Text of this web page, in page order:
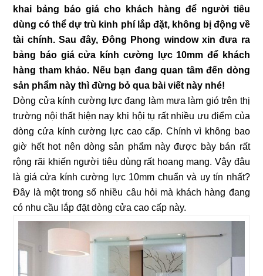
khai bảng báo giá cho khách hàng để người tiêu
dùng có thể dự trù kinh phí lắp đặt, không bị động về
tài chính. Sau đây, Đông Phong window xin đưa ra
bảng báo giá cửa kính cường lực 10mm để khách
hàng tham khảo. Nếu bạn đang quan tâm đến dòng
sản phẩm này thì đừng bỏ qua bài viết này nhé!
Dòng cửa kính cường lực đang làm mưa làm gió trên thị
trường nội thất hiện nay khi hội tụ rất nhiều ưu điểm của
dòng cửa kính cường lực cao cấp. Chính vì không bao
giờ hết hot nên dòng sản phẩm này được bày bán rất
rộng rãi khiến người tiêu dùng rất hoang mang. Vậy đâu
là giá cửa kính cường lực 10mm chuẩn và uy tín nhất?
Đây là một trong số nhiều câu hỏi mà khách hàng đang
có nhu cầu lắp đặt dòng cửa cao cấp này.